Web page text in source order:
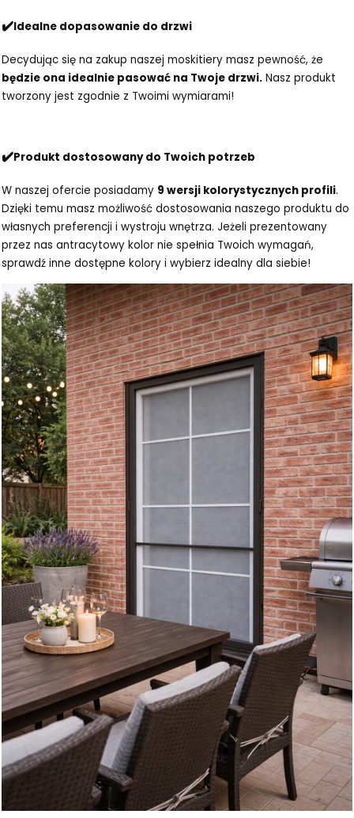
✔️Idealne dopasowanie do drzwi
Decydując się na zakup naszej moskitiery masz pewność, że
będzie ona idealnie pasować na Twoje drzwi. Nasz produkt
tworzony jest zgodnie z Twoimi wymiarami!
✔️Produkt dostosowany do Twoich potrzeb
W naszej ofercie posiadamy 9 wersji kolorystycznych profili.
Dzięki temu masz możliwość dostosowania naszego produktu do
własnych preferencji i wystroju wnętrza. Jeżeli prezentowany
przez nas antracytowy kolor nie spełnia Twoich wymagań,
sprawdź inne dostępne kolory i wybierz idealny dla siebie!